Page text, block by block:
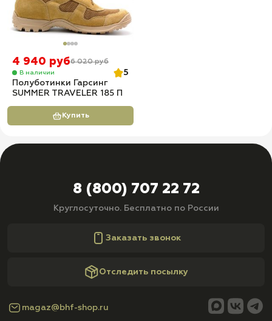
4 940 руб6 020 руб
В наличии
5
Полуботинки Гарсинг
SUMMER TRAVELER 185 П
Купить
8 (800) 707 22 72
Круглосуточно. Бесплатно по России
Заказать звонок
Отследить посылку
magaz@bhf-shop.ru